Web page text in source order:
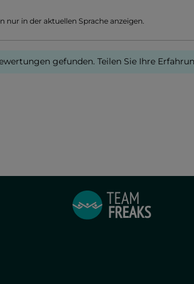
nur in der aktuellen Sprache anzeigen.
gefunden. Teilen Sie Ihre